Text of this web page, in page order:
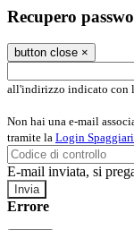
Recupero
button close ×
all'indirizzo indicato con
Non hai una e-mail
tramite la Login Spaggiari
E-mail inviata, si
Errore